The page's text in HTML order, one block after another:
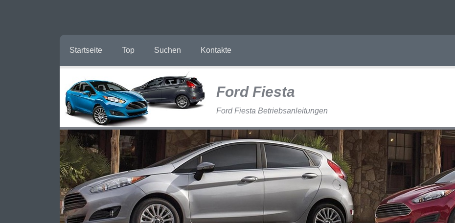
Startseite Top Suchen Kontakte
Ford Fiesta
Ford Fiesta Betriebsanleitungen